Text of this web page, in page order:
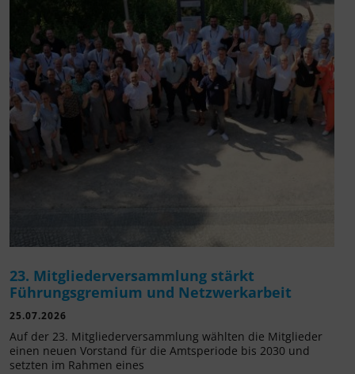
23. Mitgliederversammlung stärkt
Führungsgremium und Netzwerkarbeit
25.07.2026
Auf der 23. Mitgliederversammlung wählten die Mitglieder
einen neuen Vorstand für die Amtsperiode bis 2030 und
setzten im Rahmen eines